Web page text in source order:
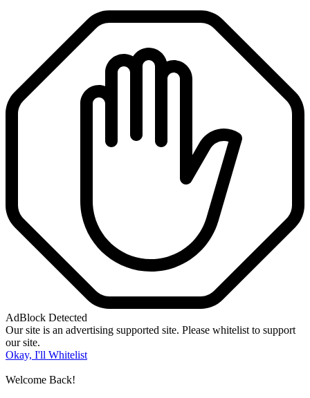
AdBlock Detected
Our site is an advertising supported site. Please whitelist to support
our site.
Okay, I'll Whitelist
Welcome Back!